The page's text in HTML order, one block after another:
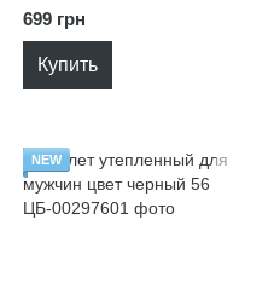
699 грн
Купить
NEW